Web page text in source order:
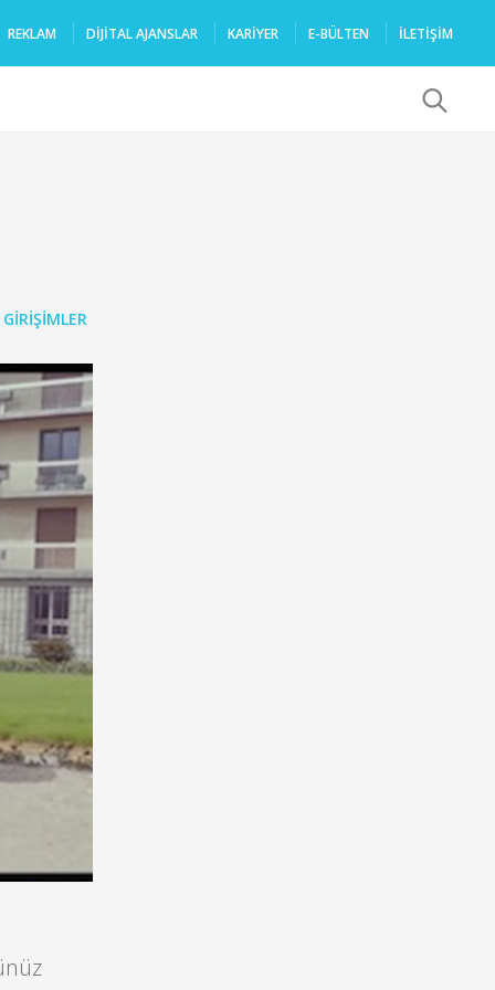
REKLAM DIJITAL AJANSLAR KARIYER E-BÜLTEN İLETİŞİM